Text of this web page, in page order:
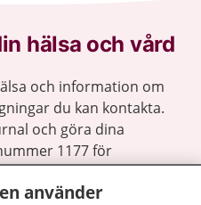
hälsa och vård
och information om
du kan kontakta.
och göra dina
1177 för
runt.
må bättre.
använder